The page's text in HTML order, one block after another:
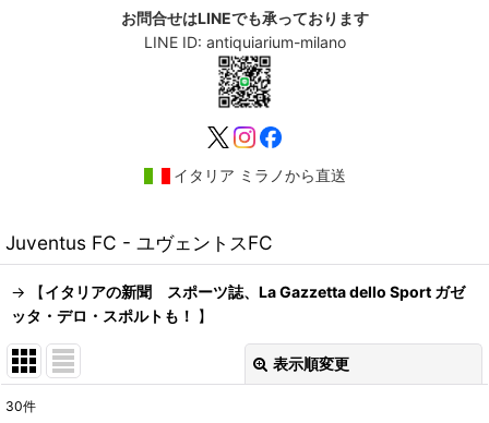
お問合せはLINEでも承っております
LINE ID: antiquiarium-milano
イタリア ミラノから直送
Juventus FC - ユヴェントスFC
-> 【イタリアの新聞 スポーツ誌、La Gazzetta dello Sport ガゼ
ッタ・デロ・スポルトも！ 】
表示順変更
30件